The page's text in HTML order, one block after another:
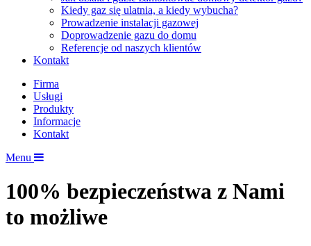
Kiedy gaz się ulatnia, a kiedy wybucha?
Prowadzenie instalacji gazowej
Doprowadzenie gazu do domu
Referencje od naszych klientów
Kontakt
Firma
Usługi
Produkty
Informacje
Kontakt
Menu
100% bezpieczeństwa z Nami
to możliwe